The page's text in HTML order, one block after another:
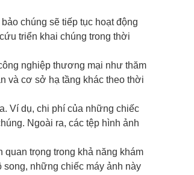
chúng sẽ tiếp tục hoạt động
triển khai chúng trong thời
nghiệp thương mại như thăm
và cơ sở hạ tầng khác theo thời
Ví dụ, chi phí của những chiếc
Ngoài ra, các tệp hình ảnh
trọng trong khả năng khám
những chiếc máy ảnh này